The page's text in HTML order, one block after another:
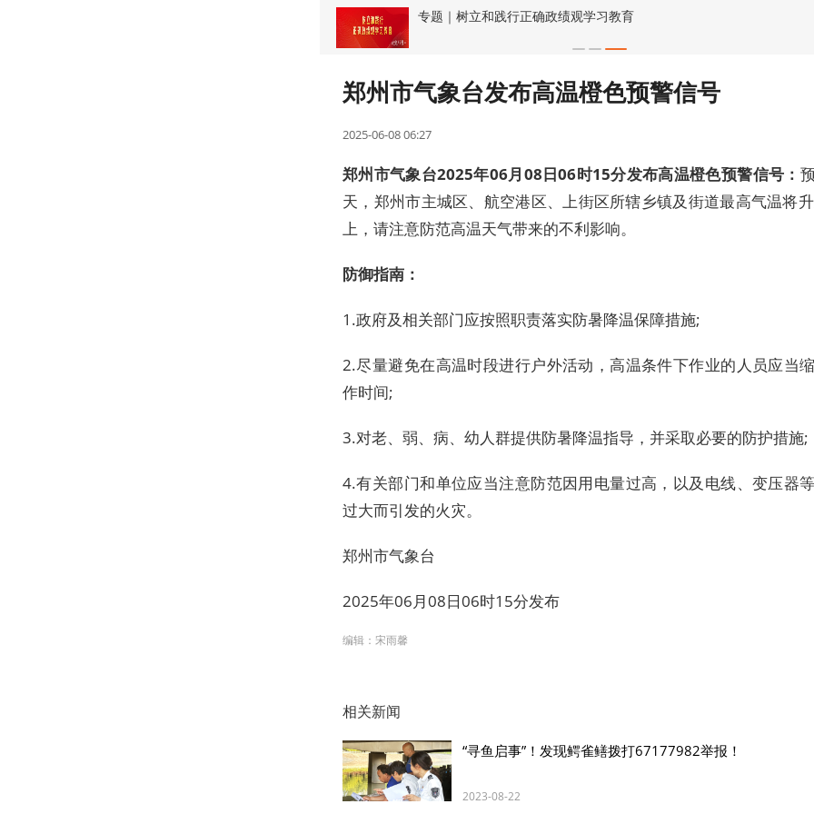
专题｜树立和践行正确政绩观学习教育
郑州市气象台发布高温橙色预警信号
2025-06-08 06:27
郑州市气象台2025年06月08日06时15分发布高温橙色预警信号：
天，郑州市主城区、航空港区、上街区所辖乡镇及街道最高气温将
上，请注意防范高温天气带来的不利影响。
防御指南：
1.政府及相关部门应按照职责落实防暑降温保障措施;
2.尽量避免在高温时段进行户外活动，高温条件下作业的人员应当
作时间;
3.对老、弱、病、幼人群提供防暑降温指导，并采取必要的防护措施;
4.有关部门和单位应当注意防范因用电量过高，以及电线、变压器
过大而引发的火灾。
郑州市气象台
2025年06月08日06时15分发布
编辑：宋雨馨
相关新闻
“寻鱼启事”！发现鳄雀鳝拨打67177982举报！
2023-08-22